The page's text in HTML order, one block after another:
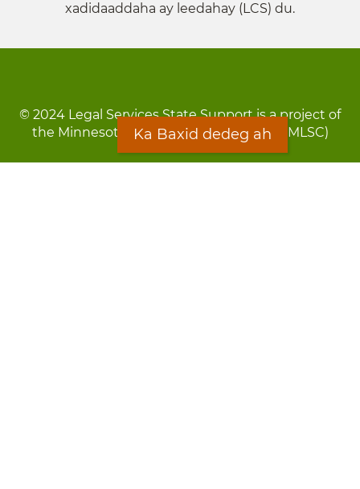
xadidaaddaha ay leedahay (LCS) du.
© 2024 Legal Services State Support is a project of
the Minnesota Legal Services Coalition (MLSC)
Ka Baxid dedeg ah